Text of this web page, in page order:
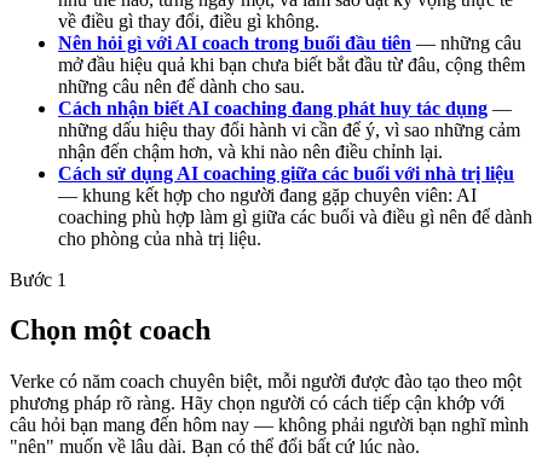
về điều gì thay đổi, điều gì không.
Nên hỏi gì với AI coach trong buổi đầu tiên — những câu
mở đầu hiệu quả khi bạn chưa biết bắt đầu từ đâu, cộng thêm
những câu nên để dành cho sau.
Cách nhận biết AI coaching đang phát huy tác dụng —
những dấu hiệu thay đổi hành vi cần để ý, vì sao những cảm
nhận đến chậm hơn, và khi nào nên điều chỉnh lại.
Cách sử dụng AI coaching giữa các buổi với nhà trị liệu
— khung kết hợp cho người đang gặp chuyên viên: AI
coaching phù hợp làm gì giữa các buổi và điều gì nên để dành
cho phòng của nhà trị liệu.
Bước 1
Chọn một coach
Verke có năm coach chuyên biệt, mỗi người được đào tạo theo một
phương pháp rõ ràng. Hãy chọn người có cách tiếp cận khớp với
câu hỏi bạn mang đến hôm nay — không phải người bạn nghĩ mình
"nên" muốn về lâu dài. Bạn có thể đổi bất cứ lúc nào.